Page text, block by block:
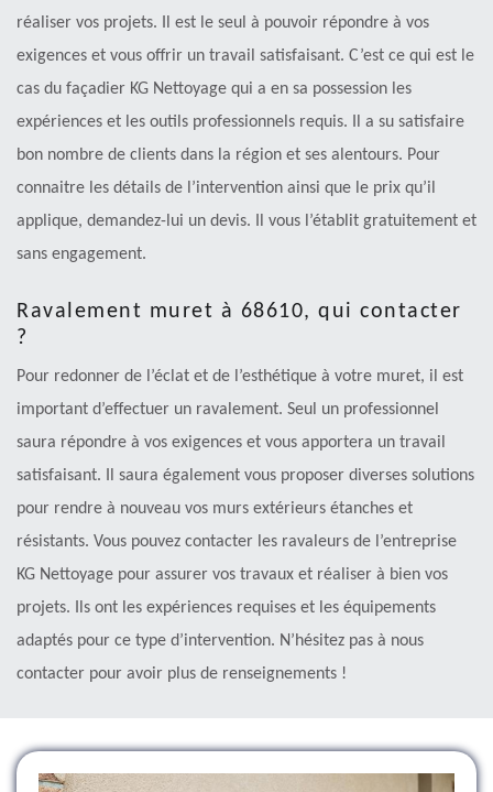
réaliser vos projets. Il est le seul à pouvoir répondre à vos
exigences et vous offrir un travail satisfaisant. C’est ce qui est le
cas du façadier KG Nettoyage qui a en sa possession les
expériences et les outils professionnels requis. Il a su satisfaire
bon nombre de clients dans la région et ses alentours. Pour
connaitre les détails de l’intervention ainsi que le prix qu’il
applique, demandez-lui un devis. Il vous l’établit gratuitement et
sans engagement.
Ravalement muret à 68610, qui contacter
?
Pour redonner de l’éclat et de l’esthétique à votre muret, il est
important d’effectuer un ravalement. Seul un professionnel
saura répondre à vos exigences et vous apportera un travail
satisfaisant. Il saura également vous proposer diverses solutions
pour rendre à nouveau vos murs extérieurs étanches et
résistants. Vous pouvez contacter les ravaleurs de l’entreprise
KG Nettoyage pour assurer vos travaux et réaliser à bien vos
projets. Ils ont les expériences requises et les équipements
adaptés pour ce type d’intervention. N’hésitez pas à nous
contacter pour avoir plus de renseignements !